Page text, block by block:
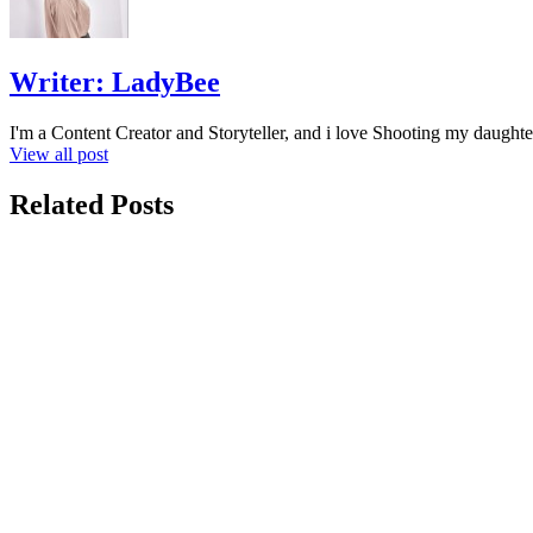
Writer: LadyBee
I'm a Content Creator and Storyteller, and i love Shooting my
View all post
Related Posts